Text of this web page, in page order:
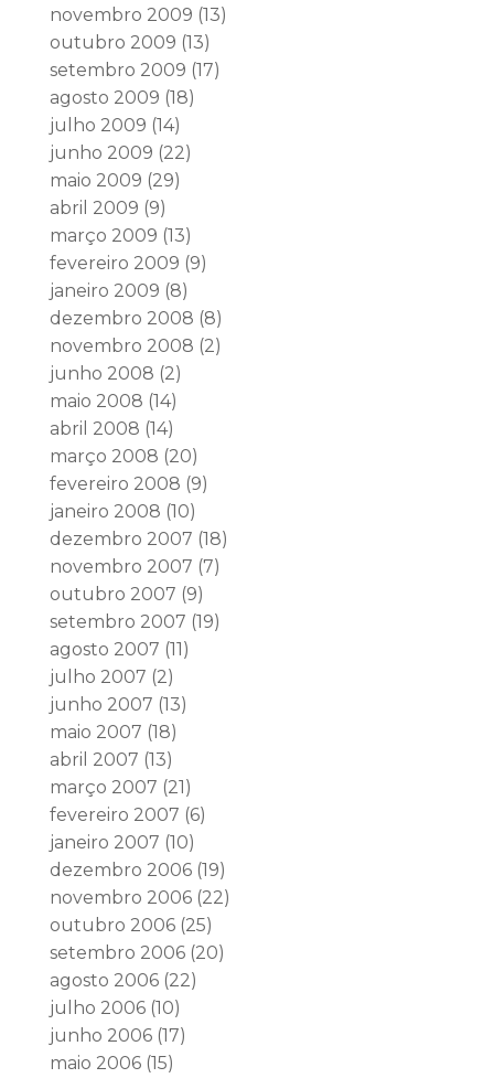
novembro 2009 (13)
outubro 2009 (13)
setembro 2009 (17)
agosto 2009 (18)
julho 2009 (14)
junho 2009 (22)
maio 2009 (29)
abril 2009 (9)
março 2009 (13)
fevereiro 2009 (9)
janeiro 2009 (8)
dezembro 2008 (8)
novembro 2008 (2)
junho 2008 (2)
maio 2008 (14)
abril 2008 (14)
março 2008 (20)
fevereiro 2008 (9)
janeiro 2008 (10)
dezembro 2007 (18)
novembro 2007 (7)
outubro 2007 (9)
setembro 2007 (19)
agosto 2007 (11)
julho 2007 (2)
junho 2007 (13)
maio 2007 (18)
abril 2007 (13)
março 2007 (21)
fevereiro 2007 (6)
janeiro 2007 (10)
dezembro 2006(19)
novembro 2006(22)
outubro 2006(25)
setembro 2006(20)
agosto 2006(22)
julho 2006(10)
junho 2006(17)
maio 2006(15)